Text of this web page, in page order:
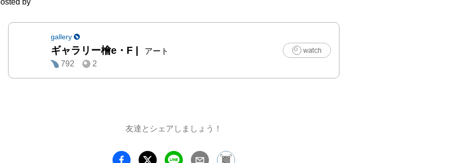
gallery
ギャラリー檜e・F |
アート
792
2
友達とシェアしましょう！